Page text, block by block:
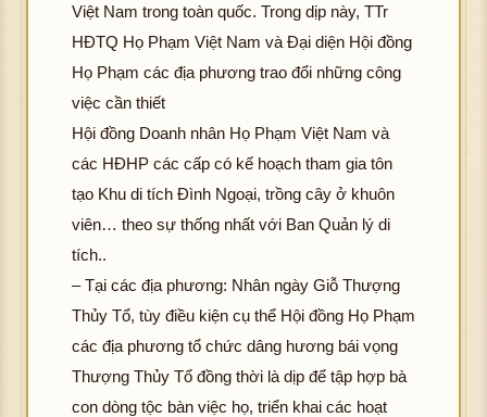
Việt Nam trong toàn quốc. Trong dịp này, TTr
HĐTQ Họ Phạm Việt Nam và Đại diện Hội đồng
Họ Phạm các địa phương trao đổi những công
việc cần thiết
Hội đồng Doanh nhân Họ Phạm Việt Nam và
các HĐHP các cấp có kế hoạch tham gia tôn
tạo Khu di tích Đình Ngoại, trồng cây ở khuôn
viên… theo sự thống nhất với Ban Quản lý di
tích..
– Tại các địa phương: Nhân ngày Giỗ Thượng
Thủy Tổ, tùy điều kiện cụ thể Hội đồng Họ Phạm
các địa phương tổ chức dâng hương bái vọng
Thượng Thủy Tổ đồng thời là dịp để tập hợp bà
con dòng tộc bàn việc họ, triển khai các hoạt